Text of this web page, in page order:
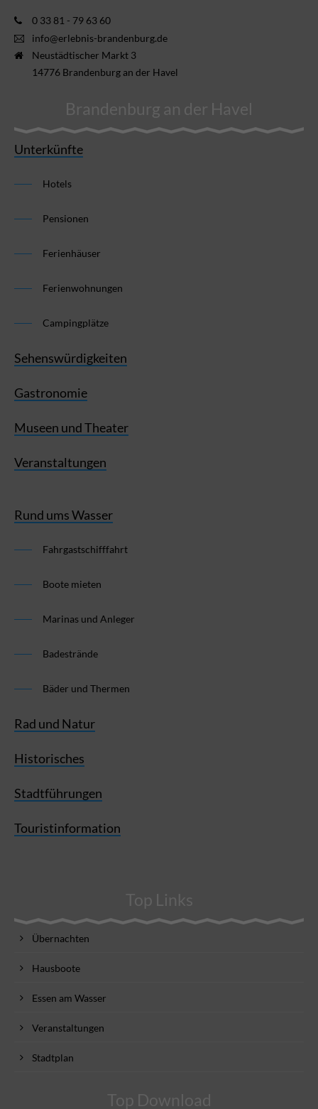
0 33 81 - 79 63 60
info@erlebnis-brandenburg.de
Neustädtischer Markt 3
14776 Brandenburg an der Havel
Brandenburg an der Havel
Unterkünfte
Hotels
Pensionen
Ferienhäuser
Ferienwohnungen
Campingplätze
Sehenswürdigkeiten
Gastronomie
Museen und Theater
Veranstaltungen
Rund ums Wasser
Fahrgastschifffahrt
Boote mieten
Marinas und Anleger
Badestrände
Bäder und Thermen
Rad und Natur
Historisches
Stadtführungen
Touristinformation
Top Links
Übernachten
Hausboote
Essen am Wasser
Veranstaltungen
Stadtplan
Top Download